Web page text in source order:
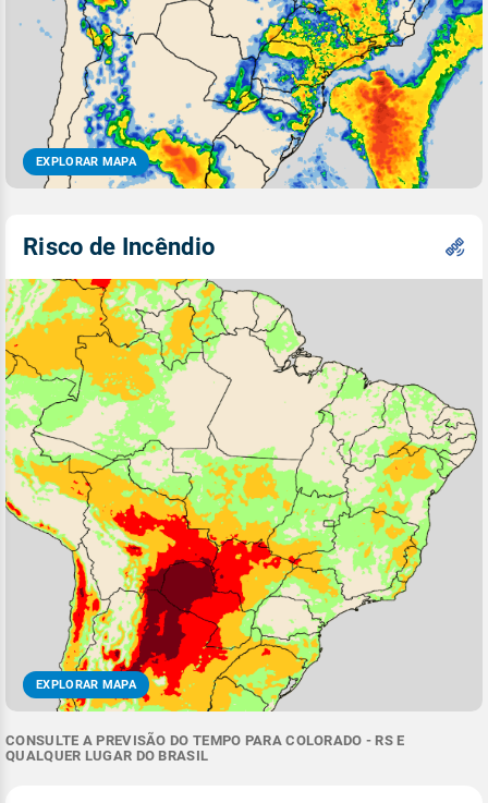
EXPLORAR MAPA
Risco de Incêndio
EXPLORAR MAPA
CONSULTE A PREVISÃO DO TEMPO PARA COLORADO - RS E
QUALQUER LUGAR DO BRASIL